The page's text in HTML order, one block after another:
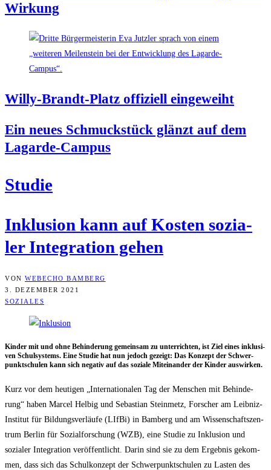
Wirkung
Wil­ly-Brandt-Platz offi­zi­ell eingeweiht
Ein neu­es Schmuck­stück glänzt auf dem
Lagarde-Campus
Stu­die
Inklu­si­on kann auf Kos­ten sozia­
ler Inte­gra­ti­on gehen
VON WEBECHO BAMBERG
3. DEZEMBER 2021
SOZIALES
Kin­der mit und ohne Behin­de­rung gemein­sam zu unter­rich­ten, ist Ziel eines inklu­si­
ven Schul­sys­tems. Eine Stu­die hat nun jedoch gezeigt: Das Kon­zept der Schwer­
punkt­schu­len kann sich nega­tiv auf das sozia­le Mit­ein­an­der der Kin­der auswirken.
Kurz vor dem heu­ti­gen „Inter­na­tio­na­len Tag der Men­schen mit Behin­de­
rung“ haben Mar­cel Hel­big und Sebas­ti­an Stein­metz, For­scher am Leib­niz-
Insti­tut für Bil­dungs­ver­läu­fe (LIf­Bi) in Bam­berg und am Wis­sen­schafts­zen­
trum Ber­lin für Sozi­al­for­schung (WZB), eine Stu­die zu Inklu­si­on und
sozia­ler Inte­gra­ti­on ver­öf­fent­licht. Dar­in sind sie zu dem Ergeb­nis gekom­
men, dass sich das Schul­kon­zept der Schwer­punkt­schu­len zu Las­ten des